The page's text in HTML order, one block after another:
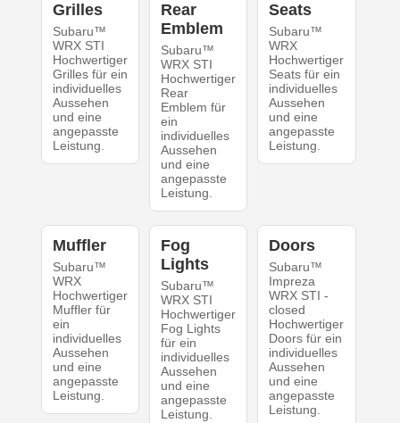
Grilles
Subaru™
WRX STI
Hochwertiger
Grilles für ein
individuelles
Aussehen
und eine
angepasste
Leistung.
Rear
Emblem
Subaru™
WRX STI
Hochwertiger
Rear
Emblem für
ein
individuelles
Aussehen
und eine
angepasste
Leistung.
Seats
Subaru™
WRX
Hochwertiger
Seats für ein
individuelles
Aussehen
und eine
angepasste
Leistung.
Muffler
Subaru™
WRX
Hochwertiger
Muffler für
ein
individuelles
Aussehen
und eine
angepasste
Leistung.
Fog
Lights
Subaru™
WRX STI
Hochwertiger
Fog Lights
für ein
individuelles
Aussehen
und eine
angepasste
Leistung.
Doors
Subaru™
Impreza
WRX STI -
closed
Hochwertiger
Doors für ein
individuelles
Aussehen
und eine
angepasste
Leistung.